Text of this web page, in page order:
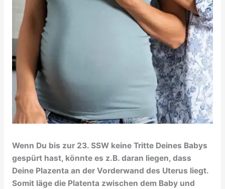
Wenn Du bis zur 23. SSW keine Tritte Deines Babys
gespürt hast, könnte es z.B. daran liegen, dass
Deine Plazenta an der Vorderwand des Uterus liegt.
Somit läge die Platenta zwischen dem Baby und